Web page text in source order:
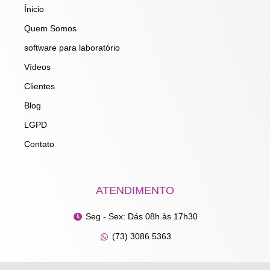
Ínicio
Quem Somos
software para laboratório
Vídeos
Clientes
Blog
LGPD
Contato
ATENDIMENTO
Seg - Sex: Dás 08h às 17h30
(73) 3086 5363